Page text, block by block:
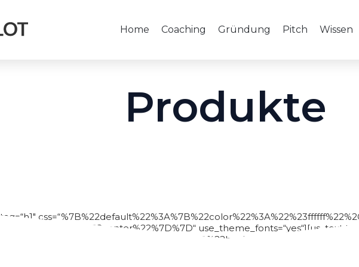
Home Coaching Gründung Pitch Wissen
Produkte
tag=“h1″
align%22%3A%22center%22%7D%7D“ use_theme_fonts=“yes“][us_text
tag=“h3″ css=“%7B%22default%22%3A%7B%22background-